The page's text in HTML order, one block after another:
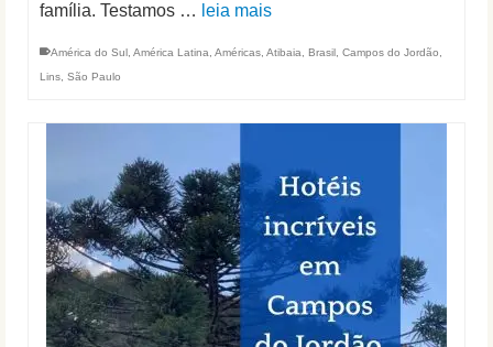
família. Testamos … leia mais
América do Sul América Latina Américas Atibaia Brasil Campos do Jordão
Lins São Paulo